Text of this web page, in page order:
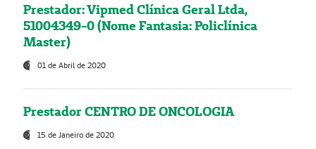
Prestador: Vipmed Clínica Geral Ltda,
51004349-0 (Nome Fantasia: Policlínica
Master)
01 de Abril de 2020
Prestador CENTRO DE ONCOLOGIA
15 de Janeiro de 2020